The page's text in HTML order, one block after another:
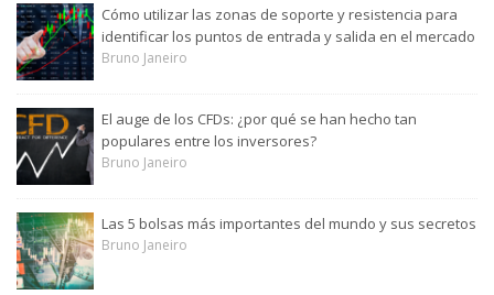
Cómo utilizar las zonas de soporte y resistencia para
identificar los puntos de entrada y salida en el mercado
Bruno Janeiro
El auge de los CFDs: ¿por qué se han hecho tan
populares entre los inversores?
Bruno Janeiro
Las 5 bolsas más importantes del mundo y sus secretos
Bruno Janeiro